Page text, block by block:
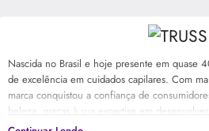
Nascida no Brasil e hoje presente em quase
de excelência em cuidados capilares. Com
marca conquistou a confiança de
beleza, graças à sua expertise em
com ingredientes de última geração. Desde